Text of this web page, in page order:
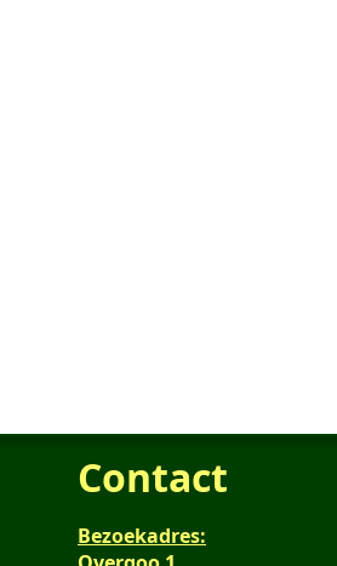
Contact
Bezoekadres: